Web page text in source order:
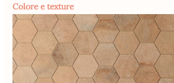
Colore e texture